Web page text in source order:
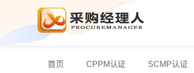
首页 CPPM认证 SCMP认证